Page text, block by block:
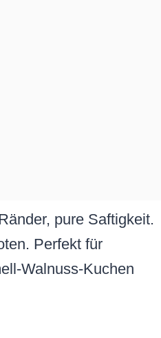
pure Saftigkeit.
Perfekt für
Walnuss-Kuchen